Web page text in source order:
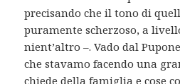
precisando che il tono di
puramente scherzoso, a
nient’altro –. Vado dal
che stavamo facendo una
chiede della famiglia e cose